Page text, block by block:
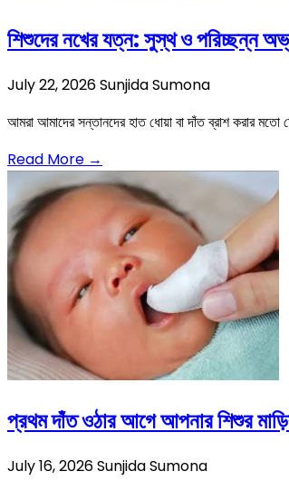
শিশুদের নখের যত্ন: সুস্থ ও পরিচ্ছন্ন
July 22, 2026Sunjida Sumona
আমরা আমাদের সন্তানদের হাত ধোয়া বা দাঁত ব্রাশ করার
Read More →
প্রথম দাঁত ওঠার আগে আপনার শিশুর
July 16, 2026Sunjida Sumona